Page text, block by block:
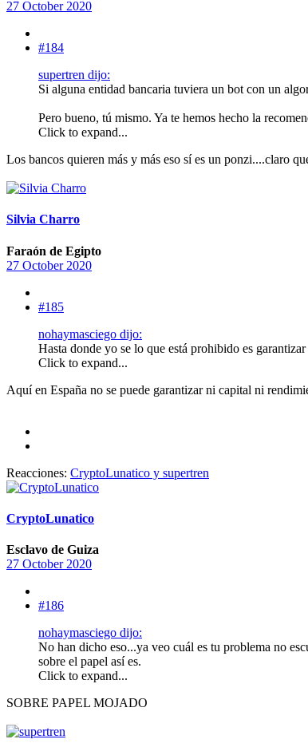
27 October 2020
#184
supertren dijo:
Si alguna entidad bancaria tuviera un bot con un
Pero bueno, tú mismo. Ya te hemos hecho la
Click to expand...
Los bancos quieren más y más eso sí es un ponzi....claro
Silvia Charro
Faraón de Egipto
27 October 2020
#185
nohaymasciego dijo:
Hasta donde yo se lo que está prohibido es
Click to expand...
Aquí en España no se puede garantizar ni capital ni
Reacciones: CryptoLunatico y supertren
CryptoLunatico
Esclavo de Guiza
27 October 2020
#186
nohaymasciego dijo:
No han dicho eso...ya veo cuál es tu problema no
sobre el papel así es.
Click to expand...
SOBRE PAPEL MOJADO